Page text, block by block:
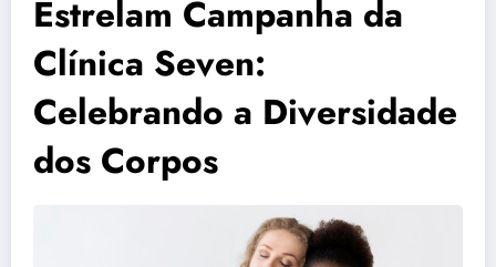
Estrelam Campanha da
Clínica Seven:
Celebrando a Diversidade
dos Corpos